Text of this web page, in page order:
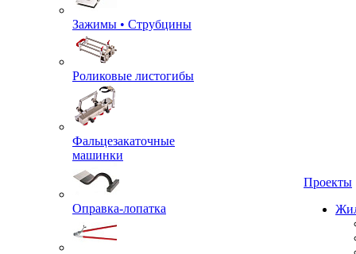
Зажимы • Струбцины
Роликовые листогибы
Фальцезакаточные
машинки
Оправка-лопатка